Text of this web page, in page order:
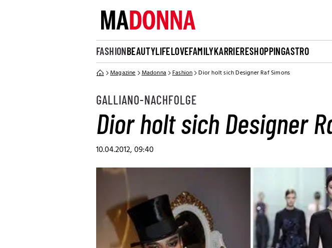
FASHIONBEAUTYLIFELOVEFAMILYKARRIERESHOPPINGASTRO
Magazine Madonna Fashion Dior holt sich Designer Raf Simons
GALLIANO-NACHFOLGE
Dior holt sich Designer
10.04.2012, 09:40